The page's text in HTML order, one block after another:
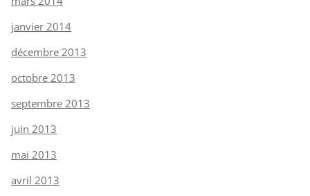
janvier 2014
décembre 2013
octobre 2013
septembre 2013
juin 2013
mai 2013
avril 2013